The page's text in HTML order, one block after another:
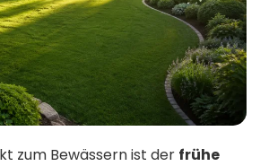
zum Bewässern ist der frühe